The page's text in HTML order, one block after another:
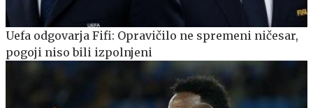
Uefa odgovarja Fifi: Opravičilo ne spremeni ničesar,
pogoji niso bili izpolnjeni